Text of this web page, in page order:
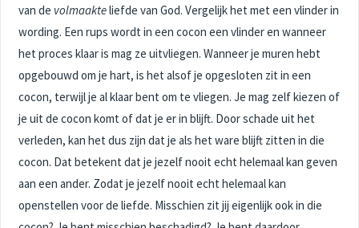
van de volmaakteliefde van God. Vergelijk het met een vlinder in
wording. Een rups wordt in een cocon een vlinder en wanneer
het proces klaar is mag ze uitvliegen. Wanneer je muren hebt
opgebouwd om je hart, is het alsof je opgesloten zit in een
cocon, terwijl je al klaar bent om te vliegen. Je mag zelf kiezen of
je uit de cocon komt of dat je er in blijft. Door schade uit het
verleden, kan het dus zijn dat je als het ware blijft zitten in die
cocon. Dat betekent dat je jezelf nooit echt helemaal kan geven
aan een ander. Zodat je jezelf nooit echt helemaal kan
openstellen voor de liefde. Misschien zit jij eigenlijk ook in die